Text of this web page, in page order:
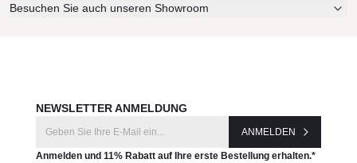
Besuchen Sie auch unseren Showroom
NEWSLETTER ANMELDUNG
ANMELDEN
Anmelden und 11% Rabatt auf Ihre erste Bestellung erhalten.*